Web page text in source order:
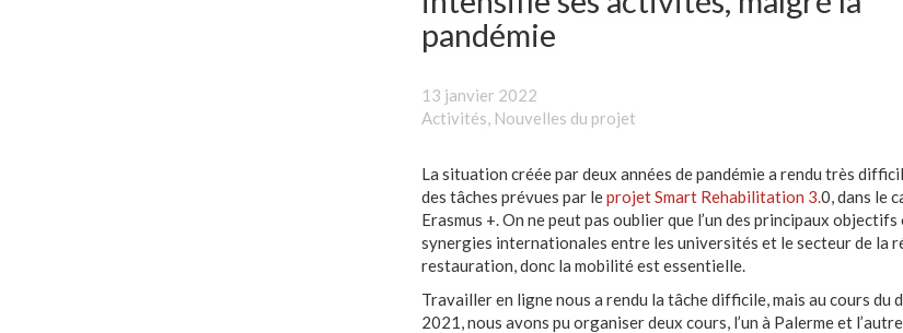
pandémie
13 janvier 2022
Activités Nouvelles du projet
La situation créée par deux années de pandémie a rendu très
des tâches prévues par leprojet Smart Rehabilitation 3. 0, dans le
Erasmus +. On ne peut pas oublier que l’un des principaux objectifs
synergies internationales entre les universités et le secteur de la
restauration, donc la mobilité est essentielle.
Travailler en ligne nous a rendu la tâche difficile, mais au cours du
2021, nous avons pu organiser deux cours, l’un à Palerme et